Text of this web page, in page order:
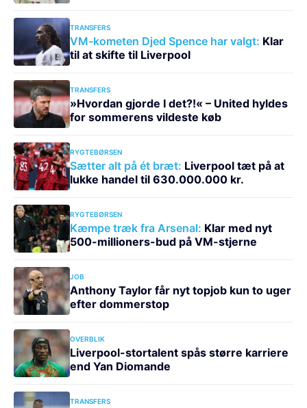
TRANSFERS
VM-kometen Djed Spence har valgt: Klar
til at skifte til Liverpool
TRANSFERS
»Hvordan gjorde I det?!« – United hyldes
for sommerens vildeste køb
RYGTEBØRSEN
Sætter alt på ét bræt: Liverpool tæt på at
lukke handel til 630.000.000 kr.
RYGTEBØRSEN
Kæmpe træk fra Arsenal: Klar med nyt
500-millioners-bud på VM-stjerne
JOB
Anthony Taylor får nyt topjob kun to uger
efter dommerstop
OVERBLIK
Liverpool-stortalent spås større karriere
end Yan Diomande
TRANSFERS